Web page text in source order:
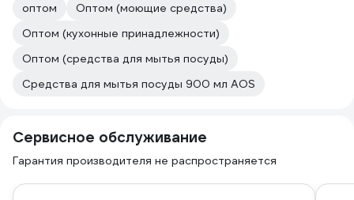
оптом
Оптом (моющие средства)
Оптом (кухонные принадлежности)
Оптом (средства для мытья посуды)
Средства для мытья посуды 900 мл AOS
Сервисное обслуживание
Гарантия производителя не распространяется